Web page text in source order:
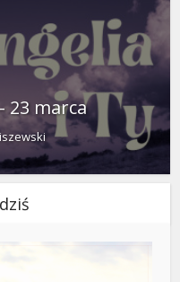
23 marca